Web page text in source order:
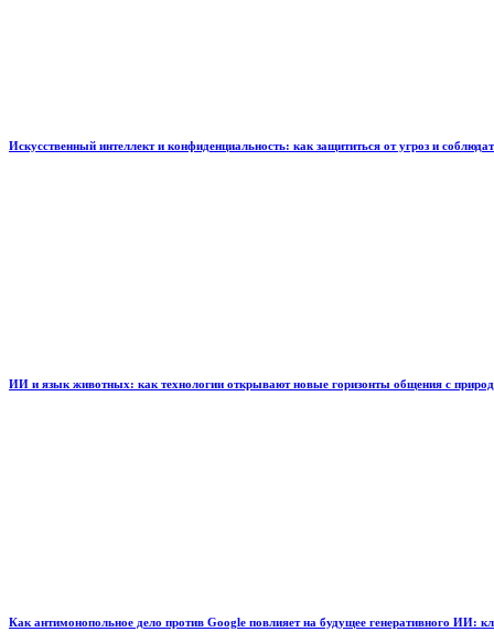
Искусственный интеллект и конфиденциальность: как защититься от угроз и
ИИ и язык животных: как технологии открывают новые горизонты общения с
Как антимонопольное дело против Google повлияет на будущее генеративного ИИ: